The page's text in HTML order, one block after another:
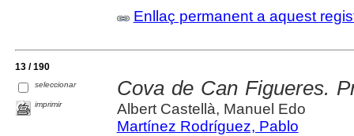
Enllaç permanent a aquest
13 / 190
seleccionar
imprimir
Cova de Can Figueres.
Albert Castellà, Manuel Edo
Martínez Rodríguez, Pablo